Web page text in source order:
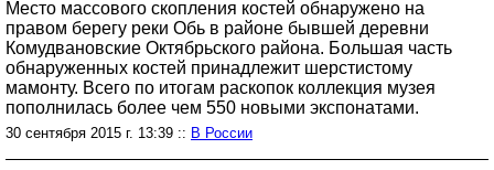
Место массового скопления костей обнаружено на
правом берегу реки Обь в районе бывшей деревни
Комудвановские Октябрьского района. Большая часть
обнаруженных костей принадлежит шерстистому
мамонту. Всего по итогам раскопок коллекция музея
пополнилась более чем 550 новыми экспонатами.
30 сентября 2015 г. 13:39 :: В России